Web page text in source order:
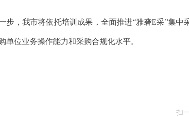
步，我市将依托培训成果，全面推进“雅砻E采”集
单位业务操作能力和采购合规化水平。
扫